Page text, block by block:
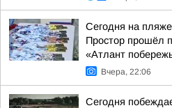
Сегодня на
Простор прошёл
«Атлант
Вчера, 22:06
Сегодня